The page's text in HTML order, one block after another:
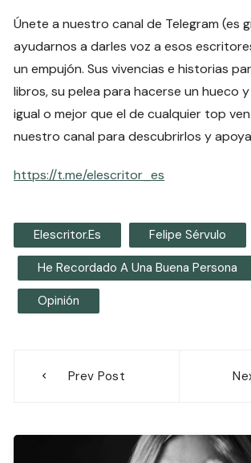
Únete a nuestro canal de Telegram (es
ayudarnos a darles voz a esos
un empujón. Sus vivencias e historias
libros, su pelea para hacerse un hueco
igual o mejor que el de cualquier top
nuestro canal para descubrirlos y
https://t.me/elescritor_es
Elescritor.es Felipe Sérvulo
He Recordado A Una Buena Persona
Opinión
Prev Post